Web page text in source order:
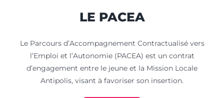
LE PACEA
Le Parcours d’Accompagnement Contractualisé vers
l’Emploi et l’Autonomie (PACEA) est un contrat
d’engagement entre le jeune et la Mission Locale
Antipolis, visant à favoriser son insertion.